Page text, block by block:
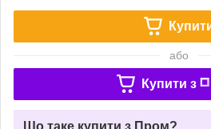
або
Купити з
Що таке купити з Пром?